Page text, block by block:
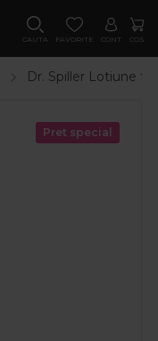
CAUTA FAVORITE CONT COS
Dr. Spiller Lotiune
Pret special